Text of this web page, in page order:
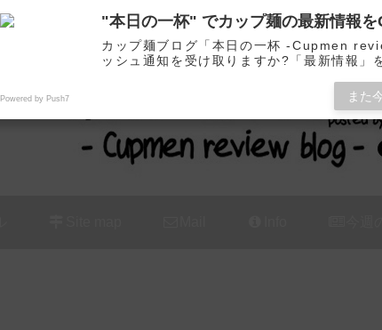
カップ麺の新商品をレビュー / アレンジするブ
"本日の一杯" でカップ麺の最新情報を
カップ麺ブログ「本日の一杯 -Cupmen
ッシュ通知を受け取りますか?「最新情報」
Powered by Push7 また